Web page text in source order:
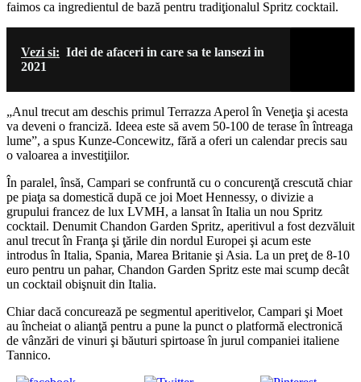
faimos ca ingredientul de bază pentru tradiţionalul Spritz cocktail.
Vezi si: Idei de afaceri in care sa te lansezi in
2021
„Anul trecut am deschis primul Terrazza Aperol în Veneţia şi acesta
va deveni o franciză. Ideea este să avem 50-100 de terase în întreaga
lume”, a spus Kunze-Concewitz, fără a oferi un calendar precis sau
o valoarea a investiţiilor.
În paralel, însă, Campari se confruntă cu o concurenţă crescută chiar
pe piaţa sa domestică după ce joi Moet Hennessy, o divizie a
grupului francez de lux LVMH, a lansat în Italia un nou Spritz
cocktail. Denumit Chandon Garden Spritz, aperitivul a fost dezvăluit
anul trecut în Franţa şi ţările din nordul Europei şi acum este
introdus în Italia, Spania, Marea Britanie şi Asia. La un preţ de 8-10
euro pentru un pahar, Chandon Garden Spritz este mai scump decât
un cocktail obişnuit din Italia.
Chiar dacă concurează pe segmentul aperitivelor, Campari şi Moet
au încheiat o alianţă pentru a pune la punct o platformă electronică
de vânzări de vinuri şi băuturi spirtoase în jurul companiei italiene
Tannico.